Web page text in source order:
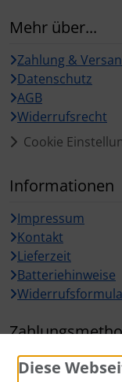
Mehr über...
Zahlung &
Datenschutz
AGB
Widerrufsrecht
Cookie
Informationen
Impressum
Kontakt
Lieferzeit
Batteriehinweise
Diese